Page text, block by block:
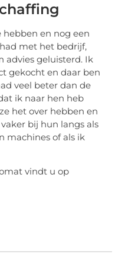
en nog een
met het bedrijf,
advies geluisterd. Ik
gekocht en daar ben
veel beter dan de
ik naar hen heb
het over hebben en
bij hun langs als
machines of als ik
vindt u op